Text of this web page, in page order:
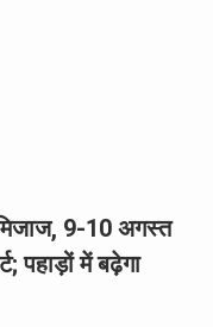
9-10 अगस्त
पहाड़ों में बढ़ेगा